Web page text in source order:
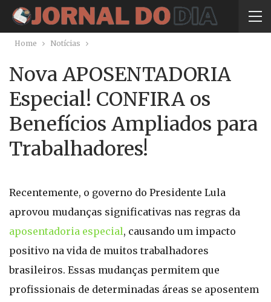
Home Notícias
Nova APOSENTADORIA
Especial! CONFIRA os
Benefícios Ampliados para
Trabalhadores!
Recentemente, o governo do Presidente Lula
aprovou mudanças significativas nas regras da
aposentadoria especial, causando um impacto
positivo na vida de muitos trabalhadores
brasileiros. Essas mudanças permitem que
profissionais de determinadas áreas se aposentem